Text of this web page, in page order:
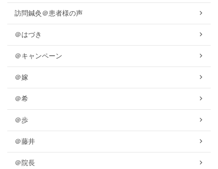
訪問鍼灸＠患者様の声
＠はづき
＠キャンペーン
＠嫁
＠希
＠歩
＠藤井
＠院長